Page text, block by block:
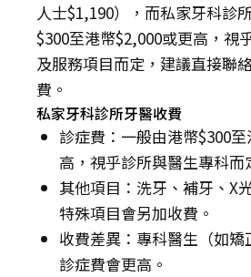
人士$1,190），而私家牙科診
$300至港幣$2,000或更高，視
及服務項目而定，建議直接聯
費。
私家牙科診所牙醫收費
診症費：一般由港幣$300
高，視乎診所與醫生專科而
其他項目：洗牙、補牙、X
特殊項目會另加收費。
收費差異：專科醫生（如
診症費會更高。